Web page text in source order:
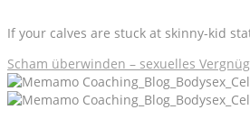
If your calves are stuck at skinny-kid
Scham überwinden – sexuelles